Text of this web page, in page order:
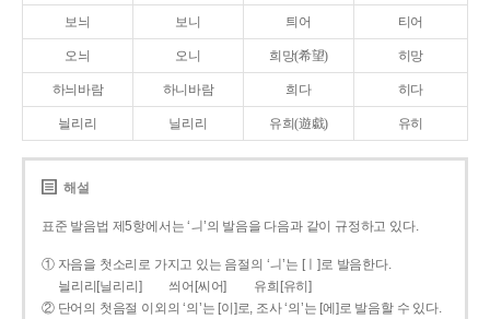
보늬 보니 틔어 티어
오늬 오니 희망(希望) 히망
하늬바람 하니바람 희다 히다
늴리리 닐리리 유희(遊戱) 유히
해설
표준 발음법 제5항에서는 ‘ㅢ’의 발음을 다음과 같이 규정하고 있다.
① 자음을 첫소리로 가지고 있는 음절의 ‘ㅢ’는 [ㅣ]로 발음한다.
늴리리[닐리리]
씌어[씨어]
유희[유히]
② 단어의 첫음절 이외의 ‘의’는 [이]로, 조사 ‘의’는 [에]로 발음할 수 있다.